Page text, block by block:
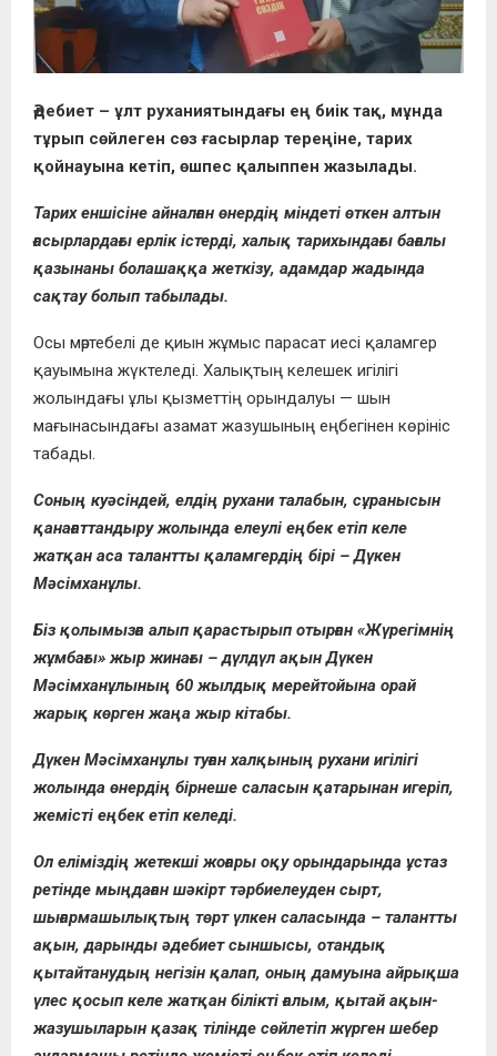
Әдебиет – ұлт руханиятындағы ең биік тақ, мұнда
тұрып сөйлеген сөз ғасырлар тереңіне, тарих
қойнауына кетіп, өшпес қалыппен жазылады.
Тарих еншісіне айналған өнердің міндеті өткен алтын
ғасырлардағы ерлік істерді, халық тарихындағы бағалы
қазынаны болашаққа жеткізу, адамдар жадында
сақтау болып табылады.
Осы мәртебелі де қиын жұмыс парасат иесі қаламгер
қауымына жүктеледі. Халықтың келешек игілігі
жолындағы ұлы қызметтің орындалуы — шын
мағынасындағы азамат жазушының еңбегінен көрініс
табады.
Соның куәсіндей, елдің рухани талабын, сұранысын
қанағаттандыру жолында елеулі еңбек етіп келе
жатқан аса талантты қаламгердің бірі – Дүкен
Мәсімханұлы.
Біз қолымызға алып қарастырып отырған «Жүрегімнің
жұмбағы» жыр жинағы – дүлдүл ақын Дүкен
Мәсімханұлының 60 жылдық мерейтойына орай
жарық көрген жаңа жыр кітабы.
Дүкен Мәсімханұлы туған халқының рухани игілігі
жолында өнердің бірнеше саласын қатарынан игеріп,
жемісті еңбек етіп келеді.
Ол еліміздің жетекші жоғары оқу орындарында ұстаз
ретінде мыңдаған шәкірт тәрбиелеуден сырт,
шығармашылықтың төрт үлкен саласында – талантты
ақын, дарынды әдебиет сыншысы, отандық
қытайтанудың негізін қалап, оның дамуына айрықша
үлес қосып келе жатқан білікті ғалым, қытай ақын-
жазушыларын қазақ тілінде сөйлетіп жүрген шебер